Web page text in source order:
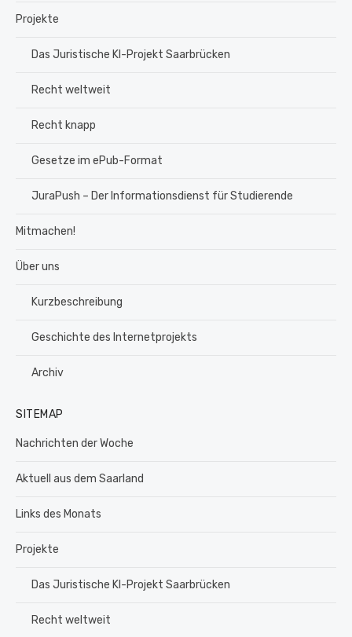
Projekte
Das Juristische KI-Projekt Saarbrücken
Recht weltweit
Recht knapp
Gesetze im ePub-Format
JuraPush – Der Informationsdienst für Studierende
Mitmachen!
Über uns
Kurzbeschreibung
Geschichte des Internetprojekts
Archiv
SITEMAP
Nachrichten der Woche
Aktuell aus dem Saarland
Links des Monats
Projekte
Das Juristische KI-Projekt Saarbrücken
Recht weltweit